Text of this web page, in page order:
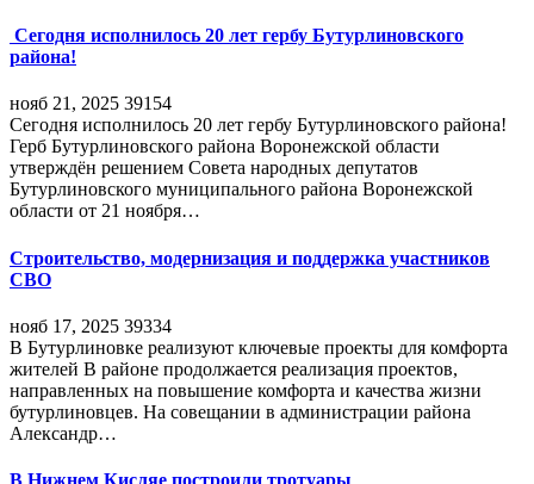
Сегодня исполнилось 20 лет гербу Бутурлиновского
района!
нояб 21, 2025 39154
Сегодня исполнилось 20 лет гербу Бутурлиновского района!
Герб Бутурлиновского района Воронежской области
утверждён решением Совета народных депутатов
Бутурлиновского муниципального района Воронежской
области от 21 ноября…
Строительство, модернизация и поддержка участников
СВО
нояб 17, 2025 39334
В Бутурлиновке реализуют ключевые проекты для комфорта
жителей В районе продолжается реализация проектов,
направленных на повышение комфорта и качества жизни
бутурлиновцев. На совещании в администрации района
Александр…